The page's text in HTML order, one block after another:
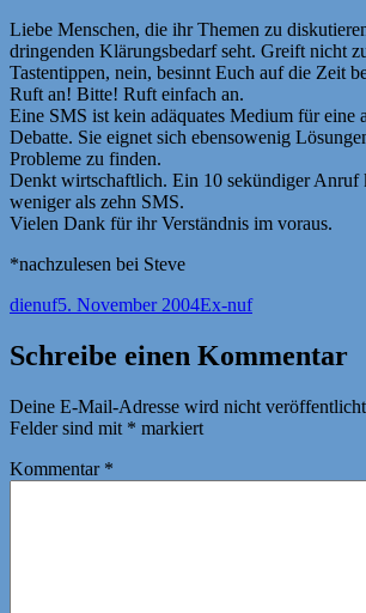
Liebe Menschen, die ihr Themen zu
dringenden Klärungsbedarf seht. Greift nicht
Tastentippen, nein, besinnt Euch auf die Zeit
Ruft an! Bitte! Ruft einfach an.
Eine SMS ist kein adäquates Medium für eine
Debatte. Sie eignet sich ebensowenig
Probleme zu finden.
Denkt wirtschaftlich. Ein 10 sekündiger Anruf
weniger als zehn SMS.
Vielen Dank für ihr Verständnis im voraus.
*nachzulesen bei Steve
Autor
dienufVeröffentlicht
5. November 2004Kategorien
Ex-nuf
Schreibe einen Kommentar
Deine E-Mail-Adresse wird nicht
Felder sind mit * markiert
Kommentar *